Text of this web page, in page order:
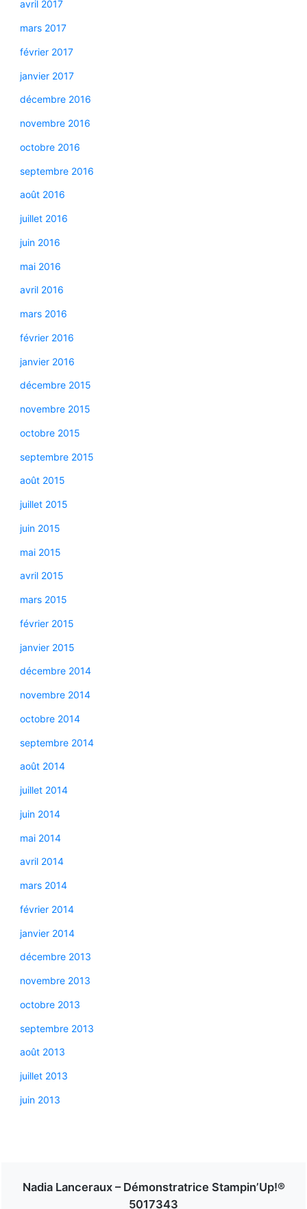
avril 2017
mars 2017
février 2017
janvier 2017
décembre 2016
novembre 2016
octobre 2016
septembre 2016
août 2016
juillet 2016
juin 2016
mai 2016
avril 2016
mars 2016
février 2016
janvier 2016
décembre 2015
novembre 2015
octobre 2015
septembre 2015
août 2015
juillet 2015
juin 2015
mai 2015
avril 2015
mars 2015
février 2015
janvier 2015
décembre 2014
novembre 2014
octobre 2014
septembre 2014
août 2014
juillet 2014
juin 2014
mai 2014
avril 2014
mars 2014
février 2014
janvier 2014
décembre 2013
novembre 2013
octobre 2013
septembre 2013
août 2013
juillet 2013
juin 2013
Nadia Lanceraux – Démonstratrice Stampin’Up!®
5017343